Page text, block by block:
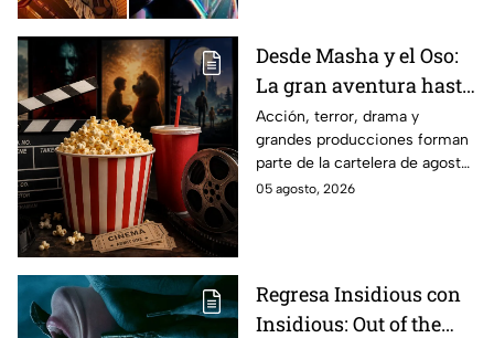
Desde Masha y el Oso:
La gran aventura hasta
El Final de la Calle Oak
con Anne Hathaway.
Esta es la lista
completa de los
México
Acción, terror, drama y
grandes producciones forman
parte de la cartelera de agosto
en México.
05 agosto, 2026
Regresa Insidious con
Insidious: Out of the